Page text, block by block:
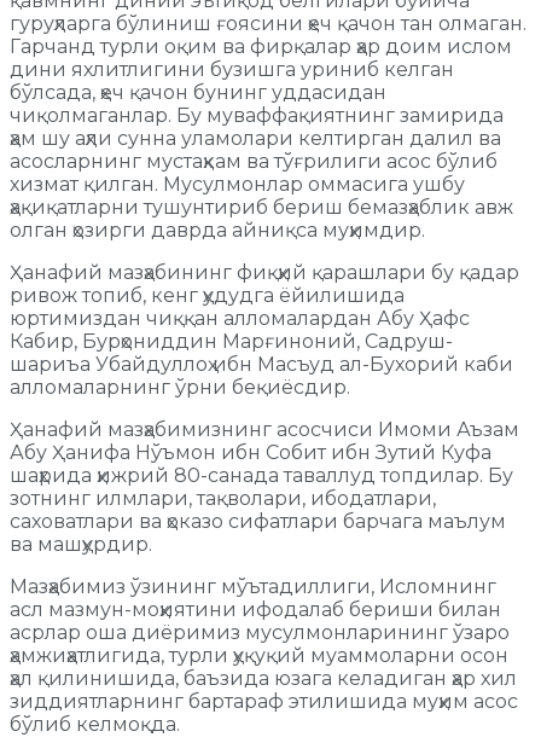
гуруҳларга бўлиниш ғоясини ҳеч қачон тан олмаган.
Гарчанд турли оқим ва фирқалар ҳар доим ислом
дини яхлитлигини бузишга уриниб келган
бўлсада, ҳеч қачон бунинг уддасидан
чиқолмаганлар. Бу муваффақиятнинг замирида
ҳам шу аҳли сунна уламолари келтирган далил ва
асосларнинг мустаҳкам ва тўғрилиги асос бўлиб
хизмат қилган. Мусулмонлар оммасига ушбу
ҳақиқатларни тушунтириб бериш бемазҳаблик авж
олган ҳозирги даврда айниқса муҳимдир.
Ҳанафий мазҳабининг фиқҳий қарашлари бу қадар
ривож топиб, кенг ҳудудга ёйилишида
юртимиздан чиққан алломалардан Абу Ҳафс
Кабир, Бурҳониддин Марғиноний, Садруш-
шариъа Убайдуллоҳ ибн Масъуд ал-Бухорий каби
алломаларнинг ўрни беқиёсдир.
Ҳанафий мазҳабимизнинг асосчиси Имоми Аъзам
Абу Ҳанифа Нўъмон ибн Собит ибн Зутий Куфа
шаҳрида ҳижрий 80-санада таваллуд топдилар. Бу
зотнинг илмлари, тақволари, ибодатлари,
саховатлари ва ҳоказо сифатлари барчага маълум
ва машҳурдир.
Мазҳабимиз ўзининг мўътадиллиги, Исломнинг
асл мазмун-моҳиятини ифодалаб бериши билан
асрлар оша диёримиз мусулмонларининг ўзаро
ҳамжиҳатлигида, турли ҳуқуқий муаммоларни осон
ҳал қилинишида, баъзида юзага келадиган ҳар хил
зиддиятларнинг бартараф этилишида муҳим асос
бўлиб келмоқда.